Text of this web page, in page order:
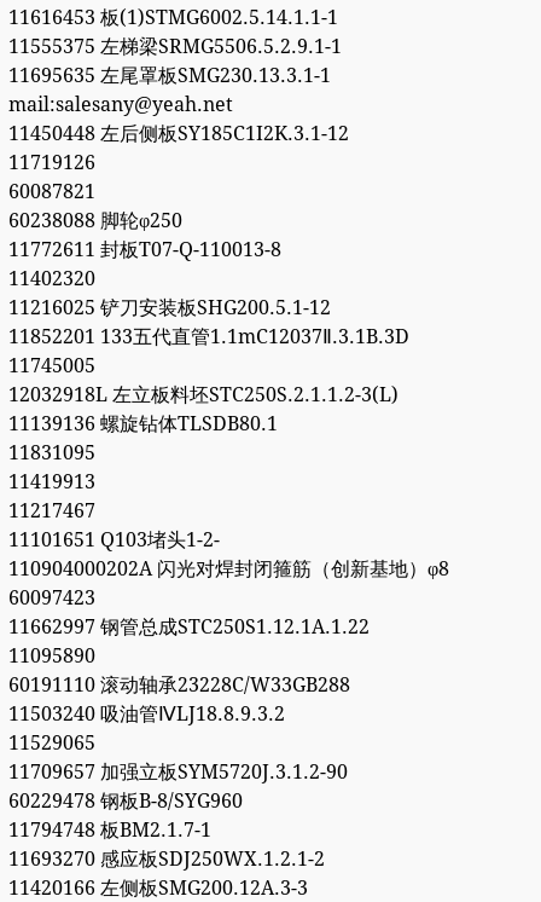
11616453 板(1)STMG6002.5.14.1.1-1
11555375 左梯梁SRMG5506.5.2.9.1-1
11695635 左尾罩板SMG230.13.3.1-1
mail:salesany@yeah.net
11450448 左后侧板SY185C1I2K.3.1-12
11719126
60087821
60238088 脚轮φ250
11772611 封板T07-Q-110013-8
11402320
11216025 铲刀安装板SHG200.5.1-12
11852201 133五代直管1.1mC12037Ⅱ.3.1B.3D
11745005
12032918L 左立板料坯STC250S.2.1.1.2-3(L)
11139136 螺旋钻体TLSDB80.1
11831095
11419913
11217467
11101651 Q103堵头1-2-
110904000202A 闪光对焊封闭箍筋（创新基地）φ8
60097423
11662997 钢管总成STC250S1.12.1A.1.22
11095890
60191110 滚动轴承23228C/W33GB288
11503240 吸油管ⅣLJ18.8.9.3.2
11529065
11709657 加强立板SYM5720J.3.1.2-90
60229478 钢板B-8/SYG960
11794748 板BM2.1.7-1
11693270 感应板SDJ250WX.1.2.1-2
11420166 左侧板SMG200.12A.3-3